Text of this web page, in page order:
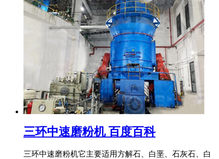
三环中速磨粉机 百度百科
三环中速磨粉机它主要适用方解石、白垩、石灰石、白